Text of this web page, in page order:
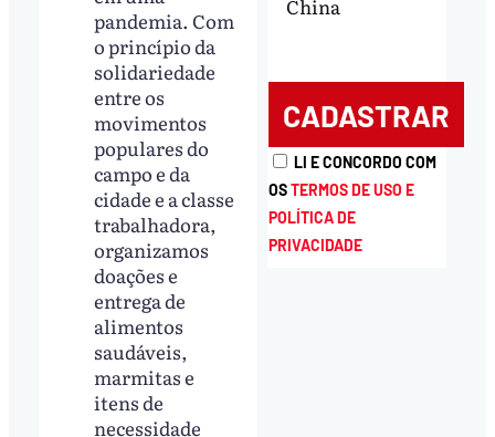
pandemia. Com
o princípio da
solidariedade
entre os
movimentos
populares do
campo e da
cidade e a classe
trabalhadora,
organizamos
doações e
entrega de
alimentos
saudáveis,
marmitas e
itens de
necessidade
China
LI E CONCORDO COM
OSTERMOS DE USO E
POLÍTICA DE
PRIVACIDADE